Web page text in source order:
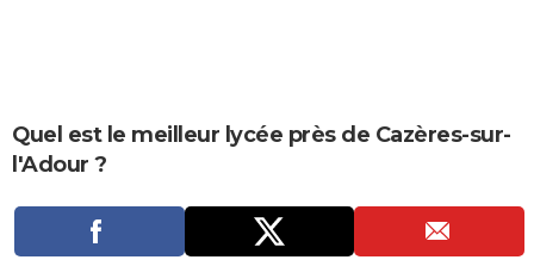
Carte de Noël
Carte Bonne année
Carte Saint-Valentin
Carte Pâques
Carte d'anniversaire
DICTIONNAIRE
Dictionnaire
Biographies
Citations
Expressions
Proverbes
PROGRAMME TV
Quel est le meilleur lycée près de Cazères-sur-
l'Adour ?